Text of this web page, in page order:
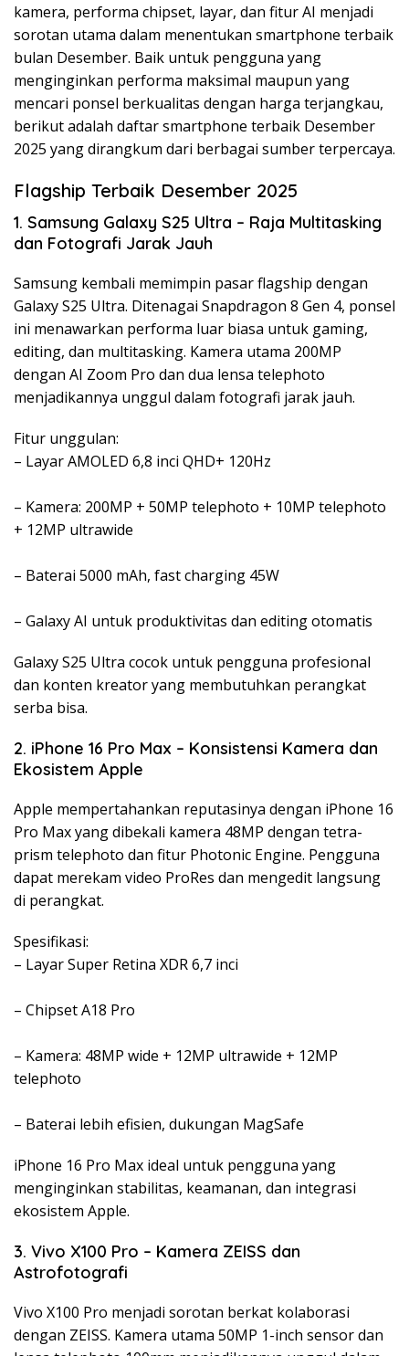
kamera, performa chipset, layar, dan fitur AI menjadi
sorotan utama dalam menentukan smartphone terbaik
bulan Desember. Baik untuk pengguna yang
menginginkan performa maksimal maupun yang
mencari ponsel berkualitas dengan harga terjangkau,
berikut adalah daftar smartphone terbaik Desember
2025 yang dirangkum dari berbagai sumber terpercaya.
Flagship Terbaik Desember 2025
1. Samsung Galaxy S25 Ultra – Raja Multitasking
dan Fotografi Jarak Jauh
Samsung kembali memimpin pasar flagship dengan
Galaxy S25 Ultra. Ditenagai Snapdragon 8 Gen 4, ponsel
ini menawarkan performa luar biasa untuk gaming,
editing, dan multitasking. Kamera utama 200MP
dengan AI Zoom Pro dan dua lensa telephoto
menjadikannya unggul dalam fotografi jarak jauh.
Fitur unggulan:
– Layar AMOLED 6,8 inci QHD+ 120Hz
– Kamera: 200MP + 50MP telephoto + 10MP telephoto
+ 12MP ultrawide
– Baterai 5000 mAh, fast charging 45W
– Galaxy AI untuk produktivitas dan editing otomatis
Galaxy S25 Ultra cocok untuk pengguna profesional
dan konten kreator yang membutuhkan perangkat
serba bisa.
2. iPhone 16 Pro Max – Konsistensi Kamera dan
Ekosistem Apple
Apple mempertahankan reputasinya dengan iPhone 16
Pro Max yang dibekali kamera 48MP dengan tetra-
prism telephoto dan fitur Photonic Engine. Pengguna
dapat merekam video ProRes dan mengedit langsung
di perangkat.
Spesifikasi:
– Layar Super Retina XDR 6,7 inci
– Chipset A18 Pro
– Kamera: 48MP wide + 12MP ultrawide + 12MP
telephoto
– Baterai lebih efisien, dukungan MagSafe
iPhone 16 Pro Max ideal untuk pengguna yang
menginginkan stabilitas, keamanan, dan integrasi
ekosistem Apple.
3. Vivo X100 Pro – Kamera ZEISS dan
Astrofotografi
Vivo X100 Pro menjadi sorotan berkat kolaborasi
dengan ZEISS. Kamera utama 50MP 1-inch sensor dan